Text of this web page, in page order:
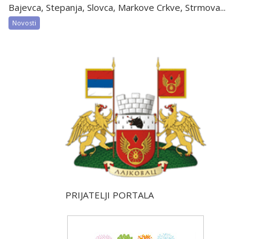
Bajevca, Stepanja, Slovca, Markove Crkve, Strmova...
Novosti
PRIJATELJI PORTALA